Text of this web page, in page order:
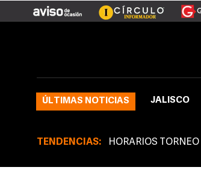
ÚLTIMAS NOTICIAS JALISCO
TENDENCIAS: HORARIOS